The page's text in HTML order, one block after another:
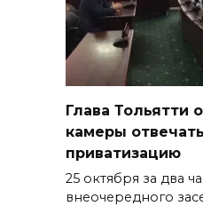
Глава Тольятти
камеры
приватизацию
25 октября за два
внеочередного